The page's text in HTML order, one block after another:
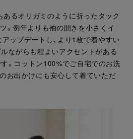
るオリガミのように折ったタック
。例年よりも袖の開きを小さくイ
ップデートし、より1枚で着やすい
ながらも程よいアクセントがある
。コットン100%でご自宅でのお洗
お出かけにも安心して着ていただ